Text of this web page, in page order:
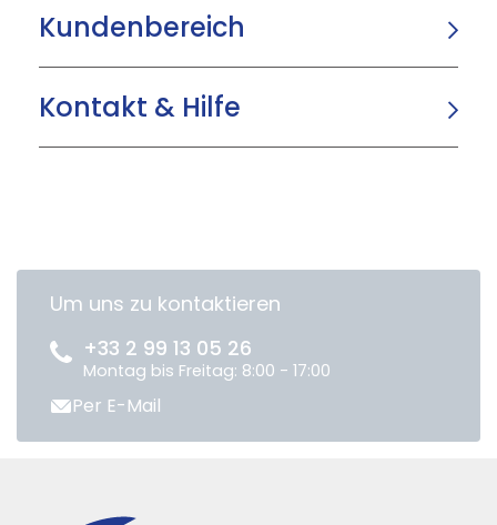
Kundenbereich
Kontakt & Hilfe
Um uns zu kontaktieren
+33 2 99 13 05 26
Montag bis Freitag: 8:00 - 17:00
Per E-Mail